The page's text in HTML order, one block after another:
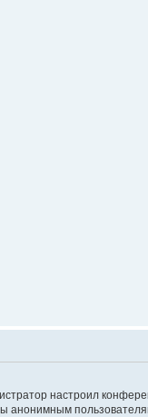
настроил